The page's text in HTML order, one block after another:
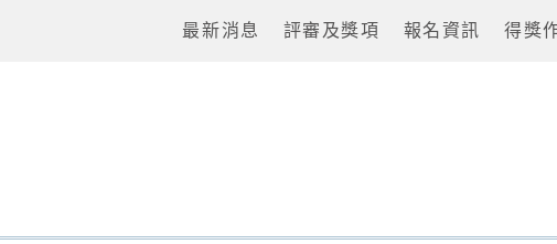
最新消息 評審及獎項 報名資訊 得獎